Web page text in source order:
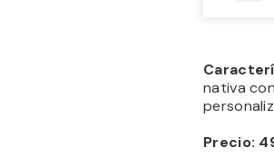
nativa
Precio: